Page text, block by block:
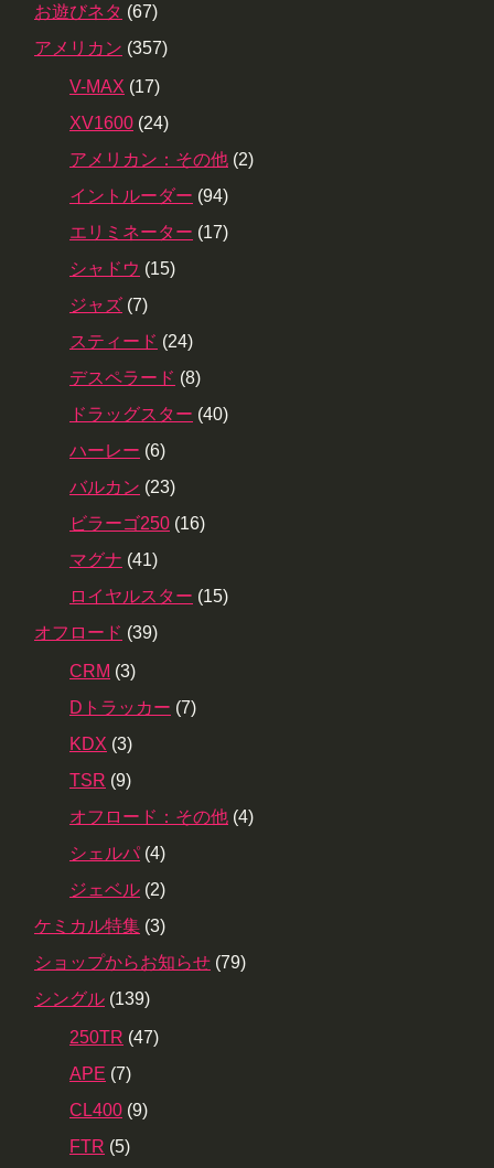
お遊びネタ (67)
アメリカン (357)
V-MAX (17)
XV1600 (24)
アメリカン：その他 (2)
イントルーダー (94)
エリミネーター (17)
シャドウ (15)
ジャズ (7)
スティード (24)
デスペラード (8)
ドラッグスター (40)
ハーレー (6)
バルカン (23)
ビラーゴ250 (16)
マグナ (41)
ロイヤルスター (15)
オフロード (39)
CRM (3)
Dトラッカー (7)
KDX (3)
TSR (9)
オフロード：その他 (4)
シェルパ (4)
ジェベル (2)
ケミカル特集 (3)
ショップからお知らせ (79)
シングル (139)
250TR (47)
APE (7)
CL400 (9)
FTR (5)